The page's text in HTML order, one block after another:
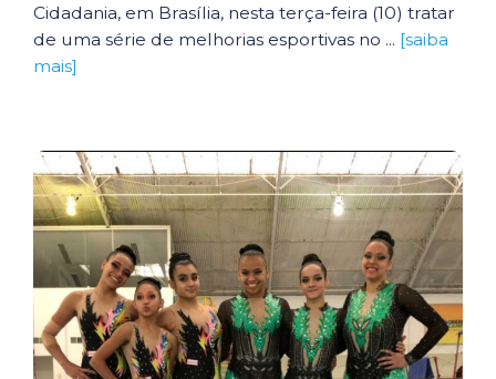
Cidadania, em Brasília, nesta terça-feira (10) tratar
de uma série de melhorias esportivas no ... [saiba
mais]